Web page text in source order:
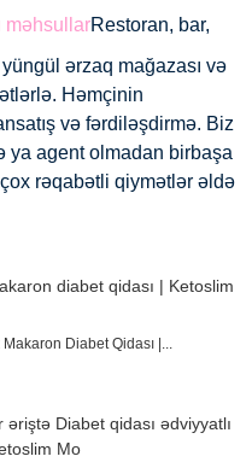
məhsullarRestoran, bar,
ərzaq mağazası və
Həmçinin
və fərdiləşdirmə. Biz
ya agent olmadan birbaşa
rəqabətli qiymətlər əldə
Diabet Qidası |...